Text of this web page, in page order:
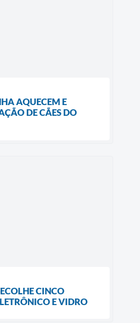
AQUECEM E
DE CÃES DO
CINCO
E VIDRO